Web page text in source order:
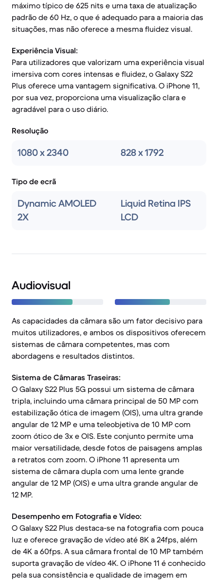
máximo típico de 625 nits e uma taxa de atualização
padrão de 60 Hz, o que é adequado para a maioria das
situações, mas não oferece a mesma fluidez visual.
Experiência Visual:
Para utilizadores que valorizam uma experiência visual
imersiva com cores intensas e fluidez, o Galaxy S22
Plus oferece uma vantagem significativa. O iPhone 11,
por sua vez, proporciona uma visualização clara e
agradável para o uso diário.
Resolução
1080 x 2340 828 x 1792
Tipo de ecrã
Dynamic AMOLED
2X
Liquid Retina IPS
LCD
Audiovisual
As capacidades da câmara são um fator decisivo para
muitos utilizadores, e ambos os dispositivos oferecem
sistemas de câmara competentes, mas com
abordagens e resultados distintos.
Sistema de Câmaras Traseiras:
O Galaxy S22 Plus 5G possui um sistema de câmara
tripla, incluindo uma câmara principal de 50 MP com
estabilização ótica de imagem (OIS), uma ultra grande
angular de 12 MP e uma teleobjetiva de 10 MP com
zoom ótico de 3x e OIS. Este conjunto permite uma
maior versatilidade, desde fotos de paisagens amplas
a retratos com zoom. O iPhone 11 apresenta um
sistema de câmara dupla com uma lente grande
angular de 12 MP (OIS) e uma ultra grande angular de
12 MP.
Desempenho em Fotografia e Vídeo:
O Galaxy S22 Plus destaca-se na fotografia com pouca
luz e oferece gravação de vídeo até 8K a 24fps, além
de 4K a 60fps. A sua câmara frontal de 10 MP também
suporta gravação de vídeo 4K. O iPhone 11 é conhecido
pela sua consistência e qualidade de imagem em